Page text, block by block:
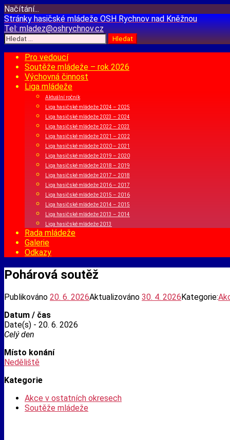
Načítání...
Přejít
k
obsahu
webu
Stránky hasičské mládežeOSH Rychnov nad Kněžnou
Tel:mladez@oshrychnov.cz
Vyhledávání
Pro vedoucí
Soutěže mládeže – rok 2026
Výchovná činnost
Liga mládeže
Aktuální ročník
Liga hasičské mládeže 2024 – 2025
Liga hasičské mládeže 2023 – 2024
Liga hasičské mládeže 2022 – 2023
Liga hasičské mládeže 2021 – 2022
Liga hasičské mládeže 2020 – 2021
Liga hasičské mládeže 2019 – 2020
Liga hasičské mládeže 2018 – 2019
Liga hasičské mládeže 2017 – 2018
Liga hasičské mládeže 2016 – 2017
Liga hasičské mládeže 2015 – 2016
Liga hasičské mládeže 2014 – 2015
Liga hasičské mládeže 2013 – 2014
Liga hasičské mládeže 2013
Rada mládeže
Galerie
Odkazy
Pohárová soutěž
Publikováno 20. 6. 2026Aktualizováno 30. 4. 2026Kategorie:
Datum / čas
Date(s) - 20. 6. 2026
Celý den
Místo konání
Neděliště
Kategorie
Akce v ostatních okresech
Soutěže mládeže